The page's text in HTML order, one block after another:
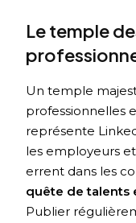
Le temple
Un temple
professionnelles
représente
les employeurs
errent dans les
quête de talents
Publier